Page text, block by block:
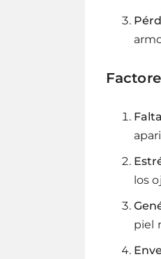
los
piel